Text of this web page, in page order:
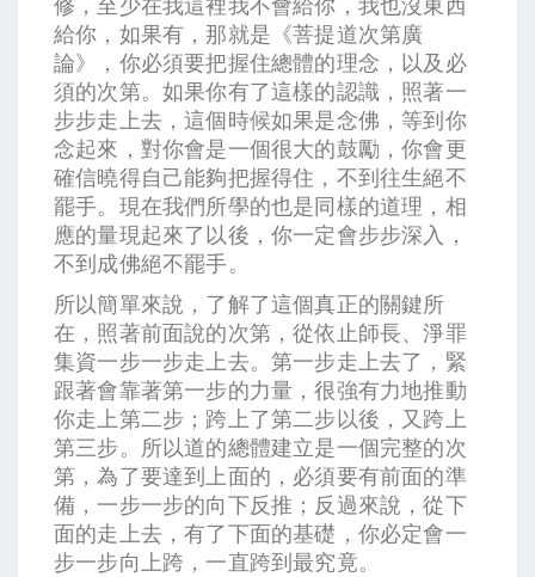
給你，如果有，那就是《菩提道次第廣
論》，你必須要把握住總體的理念，以及必
須的次第。如果你有了這樣的認識，照著一
步步走上去，這個時候如果是念佛，等到你
念起來，對你會是一個很大的鼓勵，你會更
確信曉得自己能夠把握得住，不到往生絕不
罷手。現在我們所學的也是同樣的道理，相
應的量現起來了以後，你一定會步步深入，
不到成佛絕不罷手。
所以簡單來說，了解了這個真正的關鍵所
在，照著前面說的次第，從依止師長、淨罪
集資一步一步走上去。第一步走上去了，緊
跟著會靠著第一步的力量，很強有力地推動
你走上第二步；跨上了第二步以後，又跨上
第三步。所以道的總體建立是一個完整的次
第，為了要達到上面的，必須要有前面的準
備，一步一步的向下反推；反過來說，從下
面的走上去，有了下面的基礎，你必定會一
步一步向上跨，一直跨到最究竟。